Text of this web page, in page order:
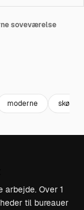
soveværelse
moderne skøn
arbejde. Over 1
til bureauer